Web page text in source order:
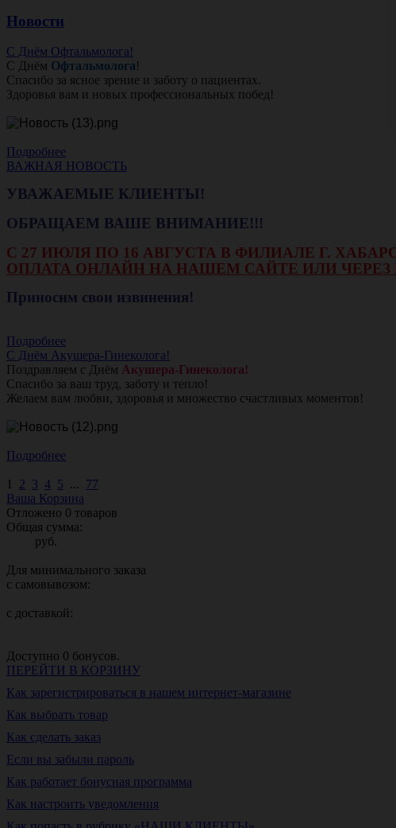
Новости
С Днём Офтальмолога!
С Днём Офтальмолога!
Спасибо за ясное зрение и заботу о пациентах.
Здоровья вам и новых профессиональных побед!
Подробнее
ВАЖНАЯ НОВОСТЬ
УВАЖАЕМЫЕ КЛИЕНТЫ!
ОБРАЩАЕМ ВАШЕ ВНИМАНИЕ!!!
С 27 ИЮЛЯ ПО 16 АВГУСТА В ФИЛИАЛЕ Г.
ОПЛАТА ОНЛАЙН НА НАШЕМ САЙТЕ ИЛИ ЧЕРЕЗ
Приносим свои извинения!
Подробнее
С Днём Акушера-Гинеколога!
Поздравляем с Днём Акушера-Гинеколога!
Спасибо за ваш труд, заботу и тепло!
Желаем вам любви, здоровья и множество счастливых моментов!
Подробнее
1 2 3 4 5 ... 77
Ваша Корзина
Отложено 0 товаров
Общая сумма:
руб.
Для минимального заказа
с самовывозом:
с доставкой:
Доступно 0 бонусов.
ПЕРЕЙТИ В КОРЗИНУ
Как зарегистрироваться в нашем интернет-магазине
Как выбрать товар
Как сделать заказ
Если вы забыли пароль
Как работает бонусная программа
Как настроить уведомления